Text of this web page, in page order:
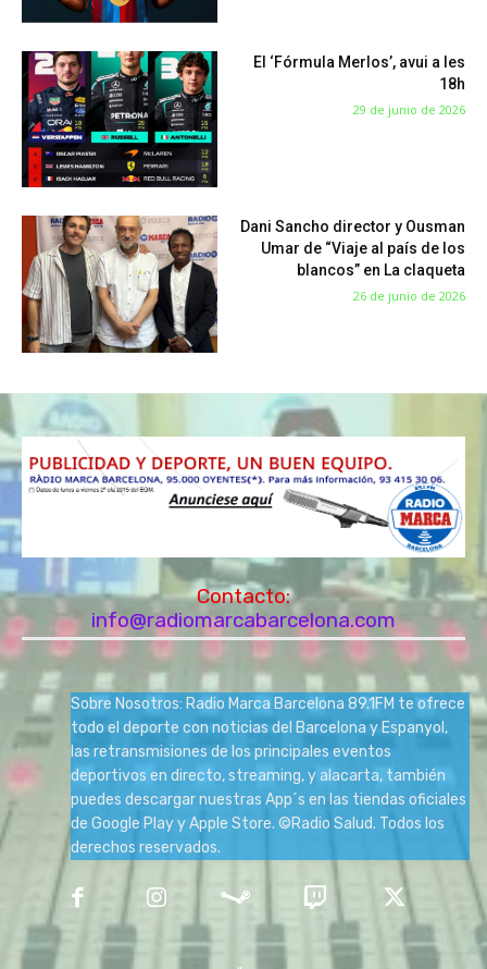
El ‘Fórmula Merlos’, avui a les
18h
29 de junio de 2026
Dani Sancho director y Ousman
Umar de “Viaje al país de los
blancos” en La claqueta
26 de junio de 2026
Contacto:
info@radiomarcabarcelona.com
Sobre Nosotros: Radio Marca Barcelona 89.1FM te ofrece
todo el deporte con noticias del Barcelona y Espanyol,
las retransmisiones de los principales eventos
deportivos en directo, streaming, y alacarta, también
puedes descargar nuestras App´s en las tiendas oficiales
de Google Play y Apple Store. ©Radio Salud. Todos los
derechos reservados.